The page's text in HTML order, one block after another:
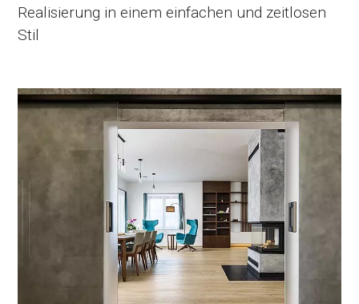
Realisierung in einem einfachen und zeitlosen
Stil